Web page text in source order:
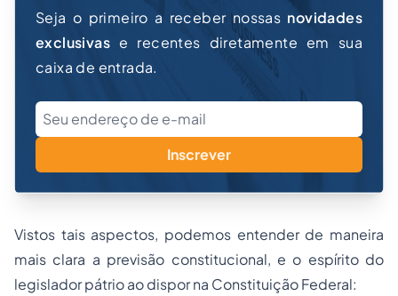
Seja o primeiro a receber nossas novidades
exclusivas e recentes diretamente em sua
caixa de entrada.
Inscrever
Vistos tais aspectos, podemos entender de maneira
mais clara a previsão constitucional, e o espírito do
legislador pátrio ao dispor na Constituição Federal: